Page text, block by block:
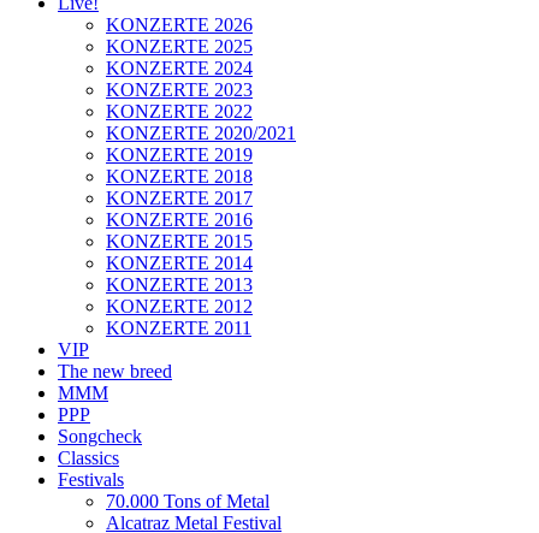
KONZERTE 2026
KONZERTE 2025
KONZERTE 2024
KONZERTE 2023
KONZERTE 2022
KONZERTE 2020/2021
KONZERTE 2019
KONZERTE 2018
KONZERTE 2017
KONZERTE 2016
KONZERTE 2015
KONZERTE 2014
KONZERTE 2013
KONZERTE 2012
KONZERTE 2011
VIP
The new breed
MMM
PPP
Songcheck
Classics
Festivals
70.000 Tons of Metal
Alcatraz Metal Festival